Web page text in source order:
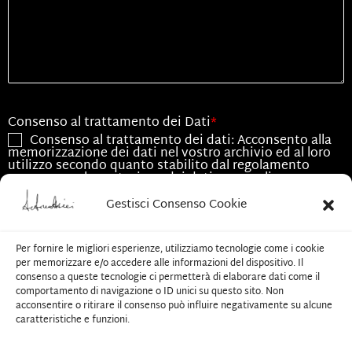
Gestisci Consenso Cookie
Per fornire le migliori esperienze, utilizziamo tecnologie come i cookie
per memorizzare e/o accedere alle informazioni del dispositivo. Il
consenso a queste tecnologie ci permetterà di elaborare dati come il
comportamento di navigazione o ID unici su questo sito. Non
acconsentire o ritirare il consenso può influire negativamente su alcune
caratteristiche e funzioni.
Consenso al trattamento dei Dati*
Consenso al trattamento dei dati: Acconsento alla
memorizzazione dei dati nel vostro archivio ed al loro
utilizzo secondo quanto stabilito dal regolamento
europeo per la protezione dei dati personali n.
679/2016, GDPR.
Acconsento all'utilizzo dei dati esclusivamente per
le finalità associate alla presente richiesta
CAPTCHA